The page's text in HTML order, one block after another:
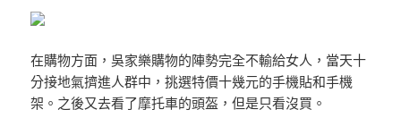
在購物方面，吳家樂購物的陣勢完全不輸給女人，當天十
分接地氣擠進人群中，挑選特價十幾元的手機貼和手機
架。之後又去看了摩托車的頭盔，但是只看沒買。